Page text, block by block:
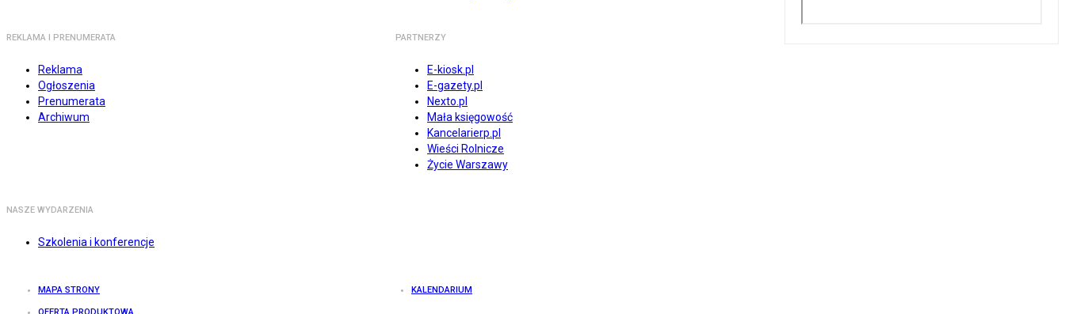
REKLAMA I PRENUMERATA
Reklama
Ogłoszenia
Prenumerata
Archiwum
PARTNERZY
E-kiosk.pl
E-gazety.pl
Nexto.pl
Mała księgowość
Kancelarierp.pl
Wieści Rolnicze
Życie Warszawy
NASZE WYDARZENIA
Szkolenia i konferencje
MAPA STRONY KALENDARIUM